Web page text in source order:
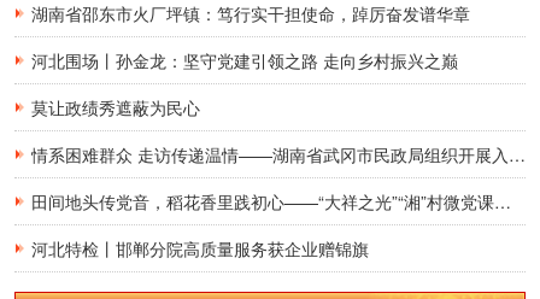
湖南省邵东市火厂坪镇：笃行实干担使命，踔厉奋发谱华章
河北围场丨孙金龙：坚守党建引领之路 走向乡村振兴之巅
莫让政绩秀遮蔽为民心
情系困难群众 走访传递温情——湖南省武冈市民政局组织开展入户走访慰问活动
田间地头传党音，稻花香里践初心——“大祥之光”“湘”村微党课宣讲团走进湖南省邵阳市大祥区罗市镇和平村
河北特检丨邯郸分院高质量服务获企业赠锦旗